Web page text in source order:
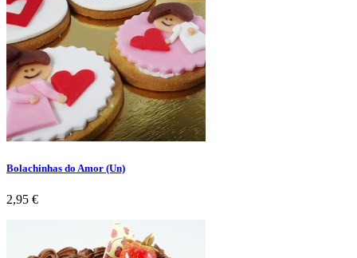
Bolachinhas do Amor (Un)
Preço
2,95 €